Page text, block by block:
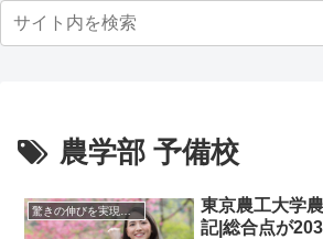
農学部 予備校
驚きの伸びを実現｜先輩列伝
東京農工大学
記|総合点が